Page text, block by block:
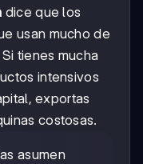
dice que los
usan mucho de
tienes mucha
intensivos
exportas
costosas.
asumen